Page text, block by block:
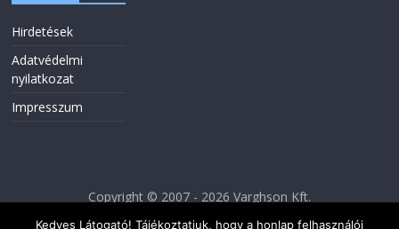
Hirdetések
Adatvédelmi
nyilatkozat
Impresszum
Copyright © 2007 - 2026 Varghson Kft.
Kedves Látogató! Tájékoztatjuk, hogy a honlap felhasználói